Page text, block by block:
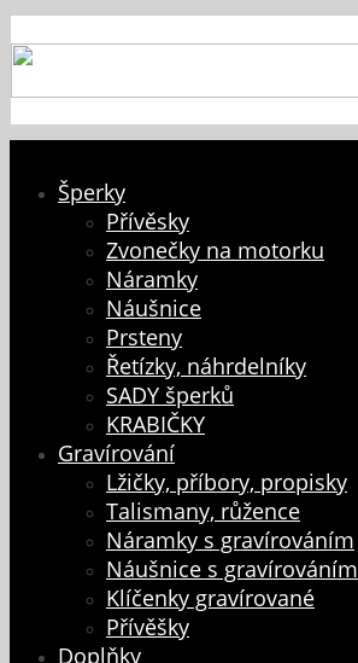
Šperky
Přívěsky
Zvonečky na motorku
Náramky
Náušnice
Prsteny
Řetízky, náhrdelníky
SADY šperků
KRABIČKY
Gravírování
Lžičky, příbory, propisky
Talismany, růžence
Náramky s gravírováním
Náušnice s gravírováním
Klíčenky gravírované
Přívěšky
Doplňky